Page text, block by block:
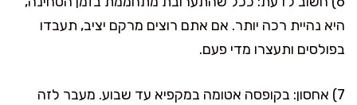
היא נהיית רכה יותר. אם אתם רוצים מרקם יציב, תעבדו
בפולסים ותעצרו מדי פעם.
7) אחסון: בקופסה אטומה במקפיא עד שבוע. מעבר לזה